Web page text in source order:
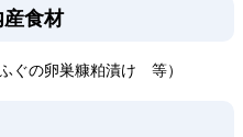
食材
ぐの卵巣糠粕漬け 等）